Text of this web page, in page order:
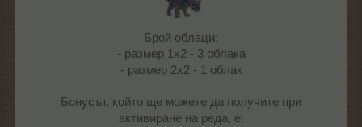
Брой облаци:
- размер 1х2 - 3 облака
- размер 2х2 - 1 облак
Бонусът, който ще можете да получите при
активиране на реда, е: